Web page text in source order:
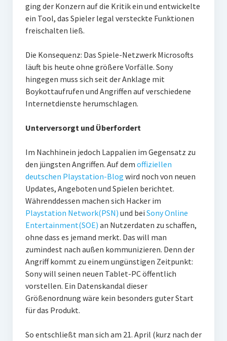
ging der Konzern auf die Kritik ein und entwickelte
ein Tool, das Spieler legal versteckte Funktionen
freischalten ließ.
Die Konsequenz: Das Spiele-Netzwerk Microsofts
läuft bis heute ohne größere Vorfälle. Sony
hingegen muss sich seit der Anklage mit
Boykottaufrufen und Angriffen auf verschiedene
Internetdienste herumschlagen.
Unterversorgt und Überfordert
Im Nachhinein jedoch Lappalien im Gegensatz zu
den jüngsten Angriffen. Auf dem offiziellen
deutschen Playstation-Blog wird noch von neuen
Updates, Angeboten und Spielen berichtet.
Währenddessen machen sich Hacker im
Playstation Network(PSN) und bei Sony Online
Entertainment(SOE) an Nutzerdaten zu schaffen,
ohne dass es jemand merkt. Das will man
zumindest nach außen kommunizieren. Denn der
Angriff kommt zu einem ungünstigen Zeitpunkt:
Sony will seinen neuen Tablet-PC öffentlich
vorstellen. Ein Datenskandal dieser
Größenordnung wäre kein besonders guter Start
für das Produkt.
So entschließt man sich am 21. April (kurz nach der